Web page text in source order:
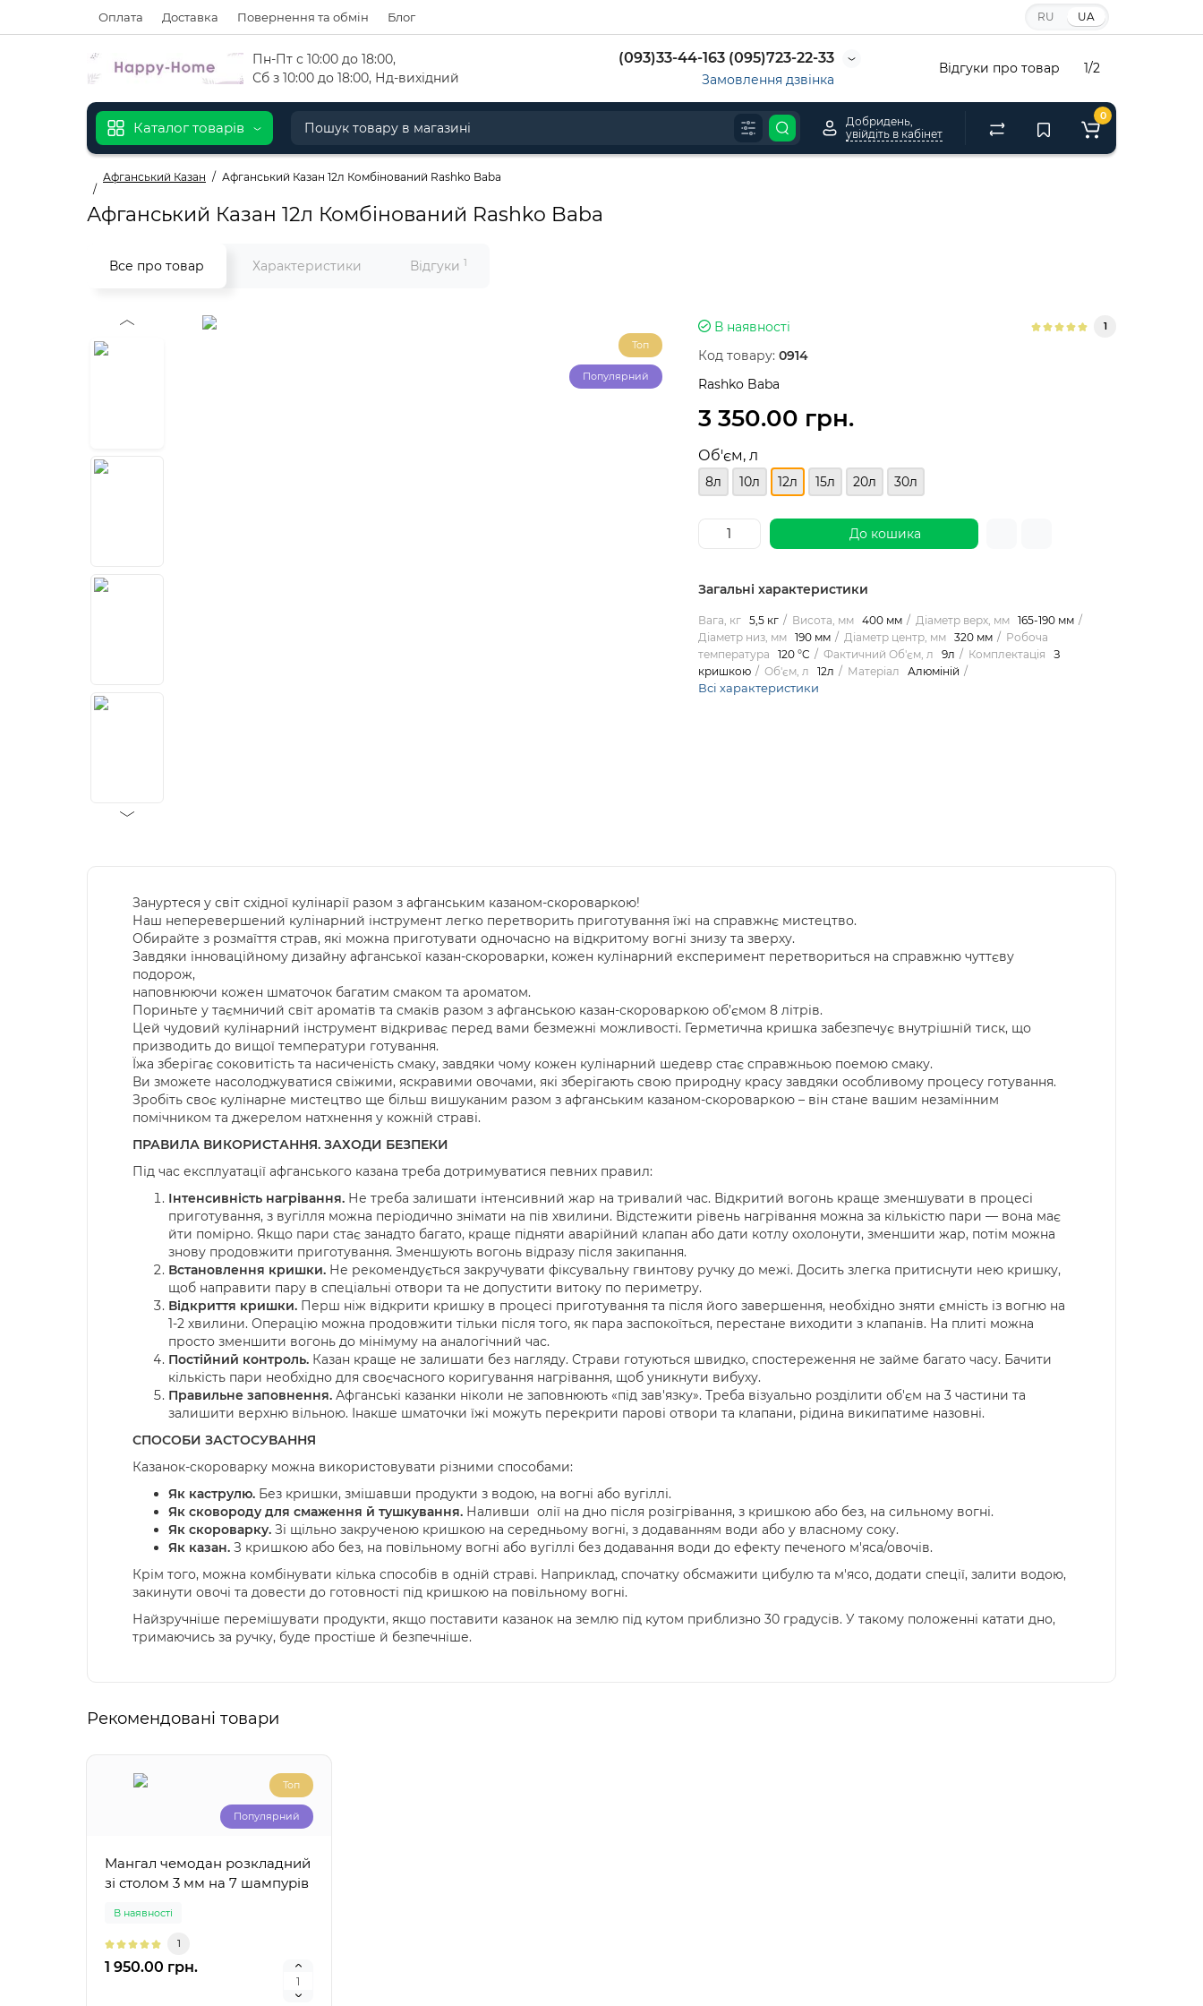
Оплата Доставка Повернення та обмін Блог RU UA
Пн-Пт с 10:00 до 18:00,
Сб з 10:00 до 18:00, Нд-вихідний
(093)33-44-163 (095)723-22-33
Замовлення дзвінка
1/2
Відгуки про товар
Каталог товарів
Добридень,
увійдіть в кабінет
0
Афганський Казан Афганський Казан 12л Комбінований Rashko Baba
Афганський Казан 12л Комбінований Rashko Baba
Все про товар Характеристики Відгуки 1
Топ
Популярний
В наявності 1
Код товару: 0914
Rashko Baba
3 350.00 грн.
Об'єм, л
8л 10л 12л 15л 20л 30л
До кошика
Загальні характеристики
Вага, кг 5,5 кг Висота, мм 400 мм Діаметр верх, мм
165-190 мм
Діаметр низ, мм
190 мм Діаметр центр, мм 320 мм
Робоча
температура
120 °C Фактичний Об'єм, л 9л Комплектація
З
кришкою
Об'єм, л 12л Матеріал Алюміній
Всі характеристики
Зануртеся у світ східної кулінарії разом з афганським казаном-скороваркою!
Наш неперевершений кулінарний інструмент легко перетворить приготування їжі на справжнє мистецтво.
Обирайте з розмаїття страв, які можна приготувати одночасно на відкритому вогні знизу та зверху.
Завдяки інноваційному дизайну афганської казан-скороварки, кожен кулінарний експеримент перетвориться на справжню чуттєву
подорож,
наповнюючи кожен шматочок багатим смаком та ароматом.
Пориньте у таємничий світ ароматів та смаків разом з афганською казан-скороваркою об’ємом 8 літрів.
Цей чудовий кулінарний інструмент відкриває перед вами безмежні можливості. Герметична кришка забезпечує внутрішній тиск, що
призводить до вищої температури готування.
Їжа зберігає соковитість та насиченість смаку, завдяки чому кожен кулінарний шедевр стає справжньою поемою смаку.
Ви зможете насолоджуватися свіжими, яскравими овочами, які зберігають свою природну красу завдяки особливому процесу готування.
Зробіть своє кулінарне мистецтво ще більш вишуканим разом з афганським казаном-скороваркою – він стане вашим незамінним
помічником та джерелом натхнення у кожній страві.
ПРАВИЛА ВИКОРИСТАННЯ. ЗАХОДИ БЕЗПЕКИ
Під час експлуатації афганського казана треба дотримуватися певних правил:
Інтенсивність нагрівання. Не треба залишати інтенсивний жар на тривалий час. Відкритий вогонь краще зменшувати в процесі
приготування, з вугілля можна періодично знімати на пів хвилини. Відстежити рівень нагрівання можна за кількістю пари — вона має
йти помірно. Якщо пари стає занадто багато, краще підняти аварійний клапан або дати котлу охолонути, зменшити жар, потім можна
знову продовжити приготування. Зменшують вогонь відразу після закипання.
Встановлення кришки. Не рекомендується закручувати фіксувальну гвинтову ручку до межі. Досить злегка притиснути нею кришку,
щоб направити пару в спеціальні отвори та не допустити витоку по периметру.
Відкриття кришки. Перш ніж відкрити кришку в процесі приготування та після його завершення, необхідно зняти ємність із вогню на
1-2 хвилини. Операцію можна продовжити тільки після того, як пара заспокоїться, перестане виходити з клапанів. На плиті можна
просто зменшити вогонь до мінімуму на аналогічний час.
Постійний контроль. Казан краще не залишати без нагляду. Страви готуються швидко, спостереження не займе багато часу. Бачити
кількість пари необхідно для своєчасного коригування нагрівання, щоб уникнути вибуху.
Правильне заповнення. Афганські казанки ніколи не заповнюють «під зав'язку». Треба візуально розділити об'єм на 3 частини та
залишити верхню вільною. Інакше шматочки їжі можуть перекрити парові отвори та клапани, рідина википатиме назовні.
СПОСОБИ ЗАСТОСУВАННЯ
Казанок-скороварку можна використовувати різними способами:
Як каструлю. Без кришки, змішавши продукти з водою, на вогні або вугіллі.
Як сковороду для смаження й тушкування. Наливши олії на дно після розігрівання, з кришкою або без, на сильному вогні.
Як скороварку. Зі щільно закрученою кришкою на середньому вогні, з додаванням води або у власному соку.
Як казан. З кришкою або без, на повільному вогні або вугіллі без додавання води до ефекту печеного м'яса/овочів.
Крім того, можна комбінувати кілька способів в одній страві. Наприклад, спочатку обсмажити цибулю та м'ясо, додати спеції, залити водою,
закинути овочі та довести до готовності під кришкою на повільному вогні.
Найзручніше перемішувати продукти, якщо поставити казанок на землю під кутом приблизно 30 градусів. У такому положенні катати дно,
тримаючись за ручку, буде простіше й безпечніше.
Рекомендовані товари
Топ
Популярний
Мангал чемодан розкладний
зі столом 3 мм на 7 шампурів
В наявності
1
1 950.00 грн.